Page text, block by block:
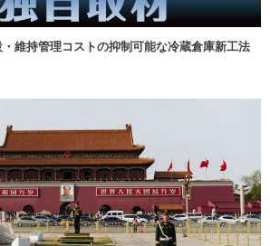
・維持管理コストの抑制可能な冷蔵倉庫新工法